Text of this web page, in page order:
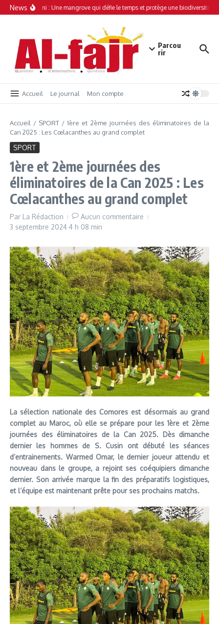
Aller au contenu
News
Simamboini : Une mangrove qui défie le temps et protège une biodiversité
Parcou
rir
Accueil Le journal Mon compte
Accueil / SPORT /1ère et 2ème journées des éliminatoires de la
Can 2025 : Les Cœlacanthes au grand complet
SPORT
1ère et 2ème journées des
éliminatoires de la Can 2025 : Les
Cœlacanthes au grand complet
Par La Rédaction
Aucun commentaire
3 septembre 2024 4 h 08 min
La sélection nationale des Comores est désormais au grand
complet au Maroc, où elle se prépare pour les 1ère et 2ème
journées des éliminatoires de la Can 2025. Dès dimanche
dernier les hommes de S. Cusin ont débuté les séances
d’entrainements. Warmed Omar, le dernier joueur attendu et
nouveau dans le groupe, a rejoint ses coéquipiers dimanche
dernier. Son arrivée marque la fin des préparatifs logistiques,
et l’équipe est maintenant prête pour ses prochains matchs.